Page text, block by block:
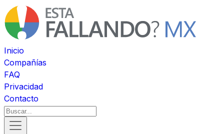
Inicio
Compañías
FAQ
Privacidad
Contacto